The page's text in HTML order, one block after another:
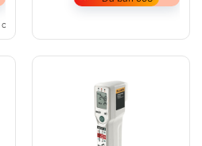
chưa VAT 8%